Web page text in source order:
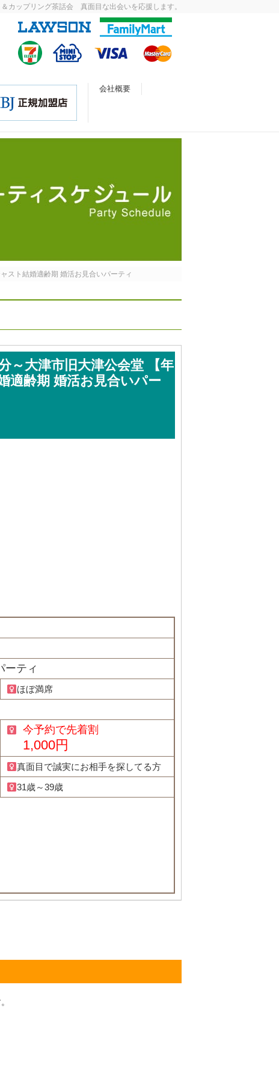
カップリング茶話会 真面目な出会いを応援します。
会社概要
スト結婚適齢期 婚活お見合いパーティ
～大津市旧大津公会堂 【年
適齢期 婚活お見合いパー
ーティ
ほぼ満席
今予約で先着割
1,000円
真面目で誠実にお相手を探してる方
31歳～39歳